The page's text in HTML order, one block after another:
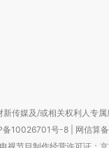
传媒及/或相关权利人专
备10026701号-8 网信算